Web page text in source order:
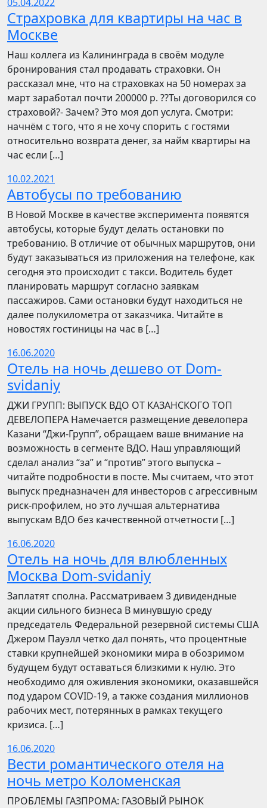
Страхровка для квартиры на час в
Москве
Наш коллега из Калининграда в своём модуле
бронирования стал продавать страховки. Он
рассказал мне, что на страховках на 50 номерах за
март заработал почти 200000 р. ??Ты договорился со
страховой?- Зачем? Это моя доп услуга. Смотри:
начнём с того, что я не хочу спорить с гостями
относительно возврата денег, за найм квартиры на
час если […]
10.02.2021
Автобусы по требованию
В Новой Москве в качестве эксперимента появятся
автобусы, которые будут делать остановки по
требованию. В отличие от обычных маршрутов, они
будут заказываться из приложения на телефоне, как
сегодня это происходит с такси. Водитель будет
планировать маршрут согласно заявкам
пассажиров. Сами остановки будут находиться не
далее полукилометра от заказчика. Читайте в
новостях гостиницы на час в […]
16.06.2020
Отель на ночь дешево от Dom-
svidaniy
​​ДЖИ ГРУПП: ВЫПУСК ВДО ОТ КАЗАНСКОГО ТОП
ДЕВЕЛОПЕРА Намечается размещение девелопера
Казани “Джи-Групп”, обращаем ваше внимание на
возможность в сегменте ВДО. Наш управляющий
сделал анализ “за” и “против” этого выпуска –
читайте подробности в посте. Мы считаем, что этот
выпуск предназначен для инвесторов с агрессивным
риск-профилем, но это лучшая альтернатива
выпускам ВДО без качественной отчетности […]
16.06.2020
Отель на ночь для влюбленных
Москва Dom-svidaniy
Заплатят сполна. Рассматриваем 3 дивидендные
акции сильного бизнеса В минувшую среду
председатель Федеральной резервной системы США
Джером Пауэлл четко дал понять, что процентные
ставки крупнейшей экономики мира в обозримом
будущем будут оставаться близкими к нулю. Это
необходимо для оживления экономики, оказавшейся
под ударом COVID-19, а также создания миллионов
рабочих мест, потерянных в рамках текущего
кризиса. […]
16.06.2020
Вести романтического отеля на
ночь метро Коломенская
ПРОБЛЕМЫ ГАЗПРОМА: ГАЗОВЫЙ РЫНОК